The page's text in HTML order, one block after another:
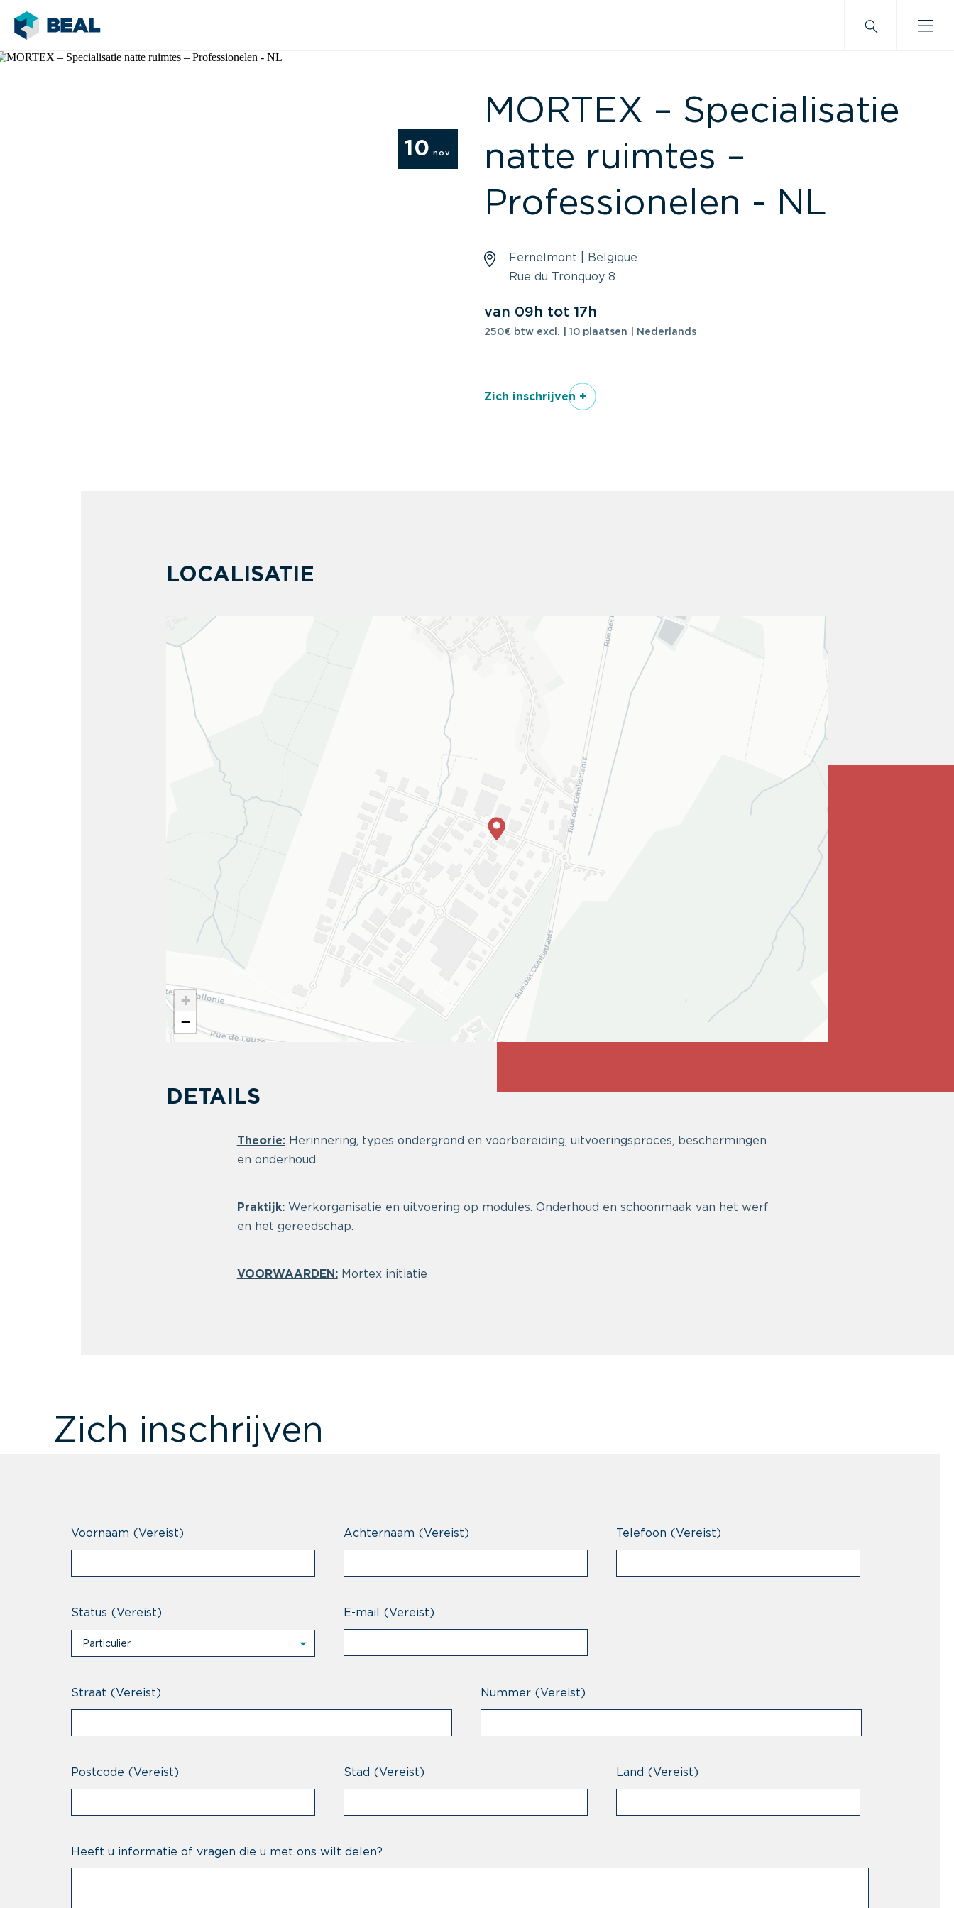
10 nov
MORTEX – Specialisatie
natte ruimtes –
Professionelen - NL
Fernelmont | Belgique
Rue du Tronquoy 8
van 09h tot 17h
250€ btw excl. | 10 plaatsen | Nederlands
Zich inschrijven +
LOCALISATIE
+
−
DETAILS
Theorie:Herinnering, types ondergrond en voorbereiding, uitvoeringsproces, beschermingen
en onderhoud.
Praktijk:Werkorganisatie en uitvoering op modules. Onderhoud en schoonmaak van het werf
en het gereedschap.
VOORWAARDEN:Mortex initiatie
Zich inschrijven
Voornaam (Vereist) Achternaam (Vereist) Telefoon (Vereist)
Status (Vereist)
Particulier
E-mail (Vereist)
Straat (Vereist) Nummer (Vereist)
Postcode (Vereist) Stad (Vereist) Land (Vereist)
Heeft u informatie of vragen die u met ons wilt delen?